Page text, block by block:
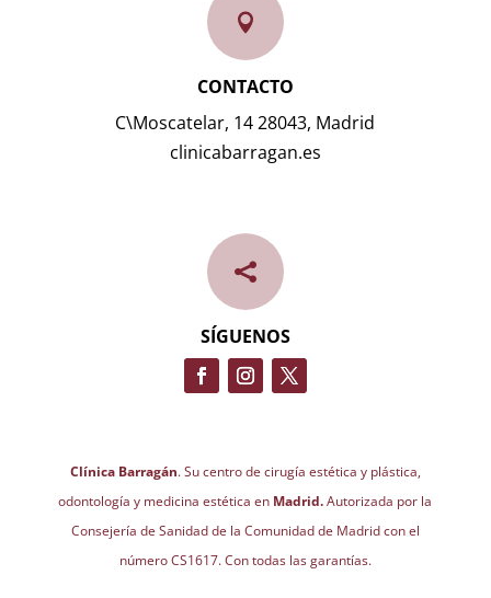

CONTACTO
C\Moscatelar, 14 28043, Madrid
clinicabarragan.es

SÍGUENOS
Clínica Barragán. Su centro de cirugía estética y plástica,
odontología y medicina estética en Madrid.Autorizada por la
Consejería de Sanidad de la Comunidad de Madrid con el
número CS1617. Con todas las garantías.